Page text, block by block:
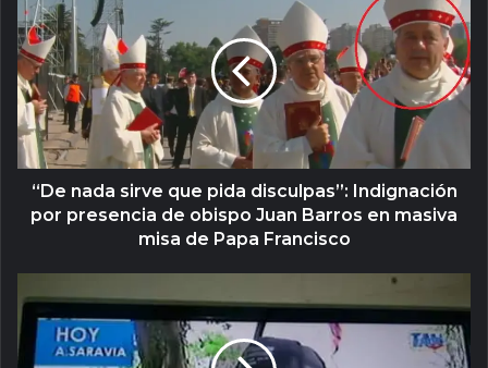
“De nada sirve que pida disculpas”: Indignación
por presencia de obispo Juan Barros en masiva
misa de Papa Francisco